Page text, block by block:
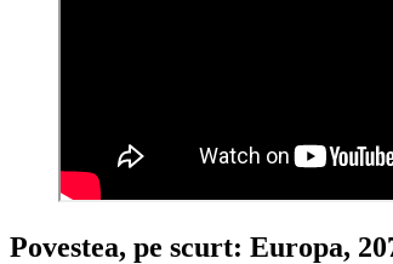
Povestea, pe scurt: Europa,